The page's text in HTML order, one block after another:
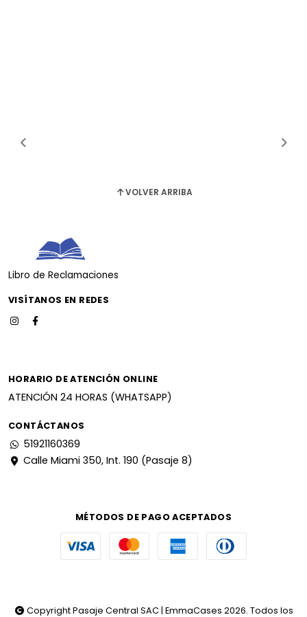
VOLVER ARRIBA
Libro de Reclamaciones
VISÍTANOS EN REDES
HORARIO DE ATENCIÓN ONLINE
ATENCIÓN 24 HORAS (WHATSAPP)
CONTÁCTANOS
51921160369
Calle Miami 350, Int. 190 (Pasaje 8)
MÉTODOS DE PAGO ACEPTADOS
Copyright Pasaje Central SAC | EmmaCases 2026. Todos los